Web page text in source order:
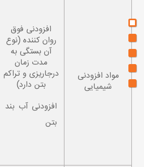
مواد افزودنی
شیمیایی
افزودنی فوق
روان کننده (نوع
آن بستگی به
مدت زمان
درجاریزی و تراکم
بتن دارد)
افزودنی آب بند
بتن